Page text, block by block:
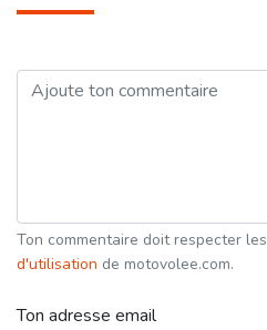
Ton commentaire doit respecter les
d'utilisation de motovolee.com.
Ton adresse email